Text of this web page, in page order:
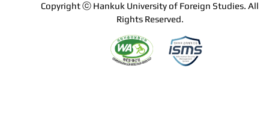
Copyright ⓒ Hankuk University of Foreign Studies. All
Rights Reserved.